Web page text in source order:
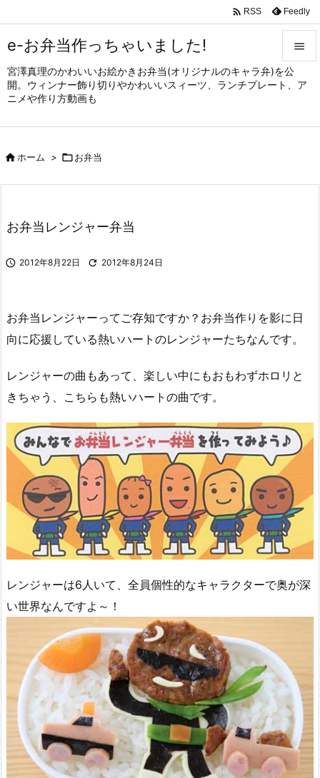
e-お弁当作っちゃいました!
宮澤真理のかわいいお絵かきお弁当(オリジナルのキャラ弁)を公
開。ウィンナー飾り切りやかわいいスィーツ、ランチプレート、ア
ニメや作り方動画も


メニュ
サイド

 RSS Feedly
ホーム > お弁当
お弁当レンジャー弁当
 2012年8月22日  2012年8月24日
お弁当レンジャーってご存知ですか？お弁当作りを影に日
向に応援している熱いハートのレンジャーたちなんです。
レンジャーの曲もあって、楽しい中にもおもわずホロリと
きちゃう、こちらも熱いハートの曲です。
レンジャーは6人いて、全員個性的なキャラクターで奥が深
い世界なんですよ～！